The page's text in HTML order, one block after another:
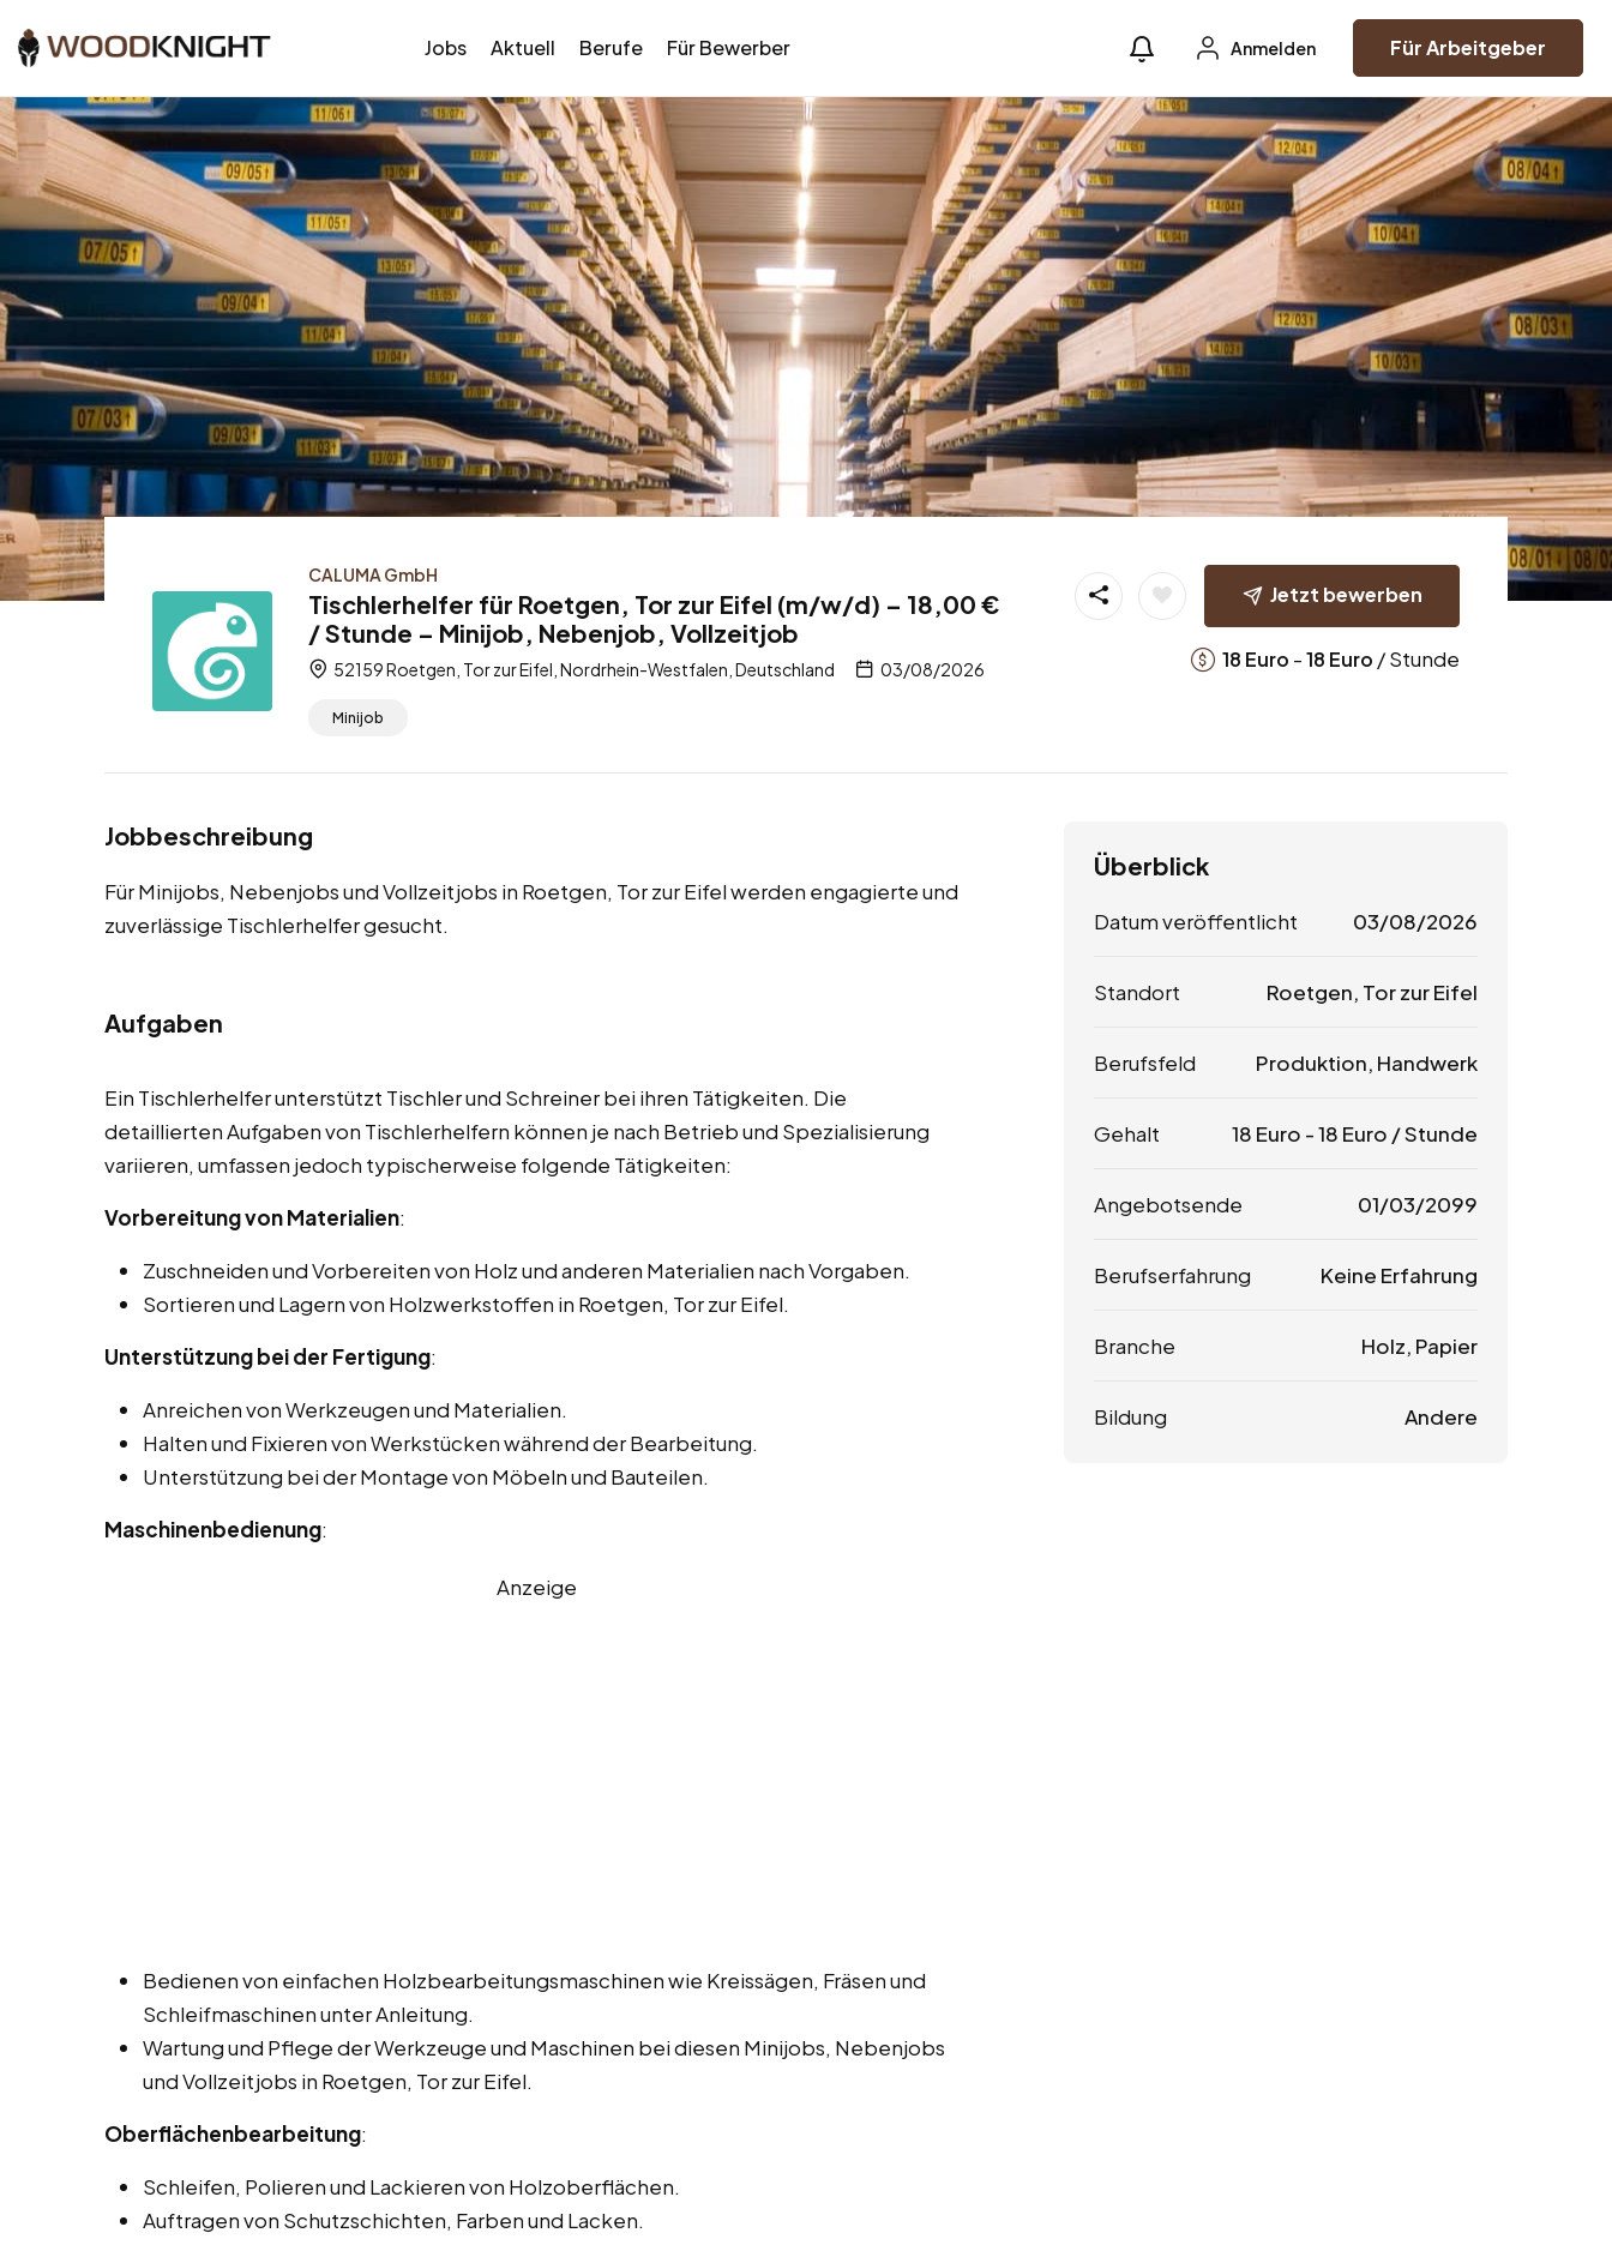
Jobs Aktuell Berufe Für Bewerber Anmelden Für Arbeitgeber
CALUMA GmbH
Tischlerhelfer für Roetgen, Tor zur Eifel (m/w/d) – 18,00 €
/ Stunde – Minijob, Nebenjob, Vollzeitjob
52159 Roetgen, Tor zur Eifel, Nordrhein-Westfalen, Deutschland 03/08/2026
Minijob
Jetzt bewerben
18 Euro -18 Euro / Stunde
Jobbeschreibung
Für Minijobs, Nebenjobs und Vollzeitjobs in Roetgen, Tor zur Eifel werden engagierte und
zuverlässige Tischlerhelfer gesucht.
Aufgaben
Ein Tischlerhelfer unterstützt Tischler und Schreiner bei ihren Tätigkeiten. Die
detaillierten Aufgaben von Tischlerhelfern können je nach Betrieb und Spezialisierung
variieren, umfassen jedoch typischerweise folgende Tätigkeiten:
Vorbereitung von Materialien:
Zuschneiden und Vorbereiten von Holz und anderen Materialien nach Vorgaben.
Sortieren und Lagern von Holzwerkstoffen in Roetgen, Tor zur Eifel.
Unterstützung bei der Fertigung:
Anreichen von Werkzeugen und Materialien.
Halten und Fixieren von Werkstücken während der Bearbeitung.
Unterstützung bei der Montage von Möbeln und Bauteilen.
Maschinenbedienung:
Anzeige
Bedienen von einfachen Holzbearbeitungsmaschinen wie Kreissägen, Fräsen und
Schleifmaschinen unter Anleitung.
Wartung und Pflege der Werkzeuge und Maschinen bei diesen Minijobs, Nebenjobs
und Vollzeitjobs in Roetgen, Tor zur Eifel.
Oberflächenbearbeitung:
Schleifen, Polieren und Lackieren von Holzoberflächen.
Auftragen von Schutzschichten, Farben und Lacken.
Überblick
Datum veröffentlicht 03/08/2026
Standort Roetgen, Tor zur Eifel
Berufsfeld Produktion, Handwerk
Gehalt 18 Euro -18 Euro / Stunde
Angebotsende 01/03/2099
Berufserfahrung Keine Erfahrung
Branche Holz, Papier
Bildung Andere